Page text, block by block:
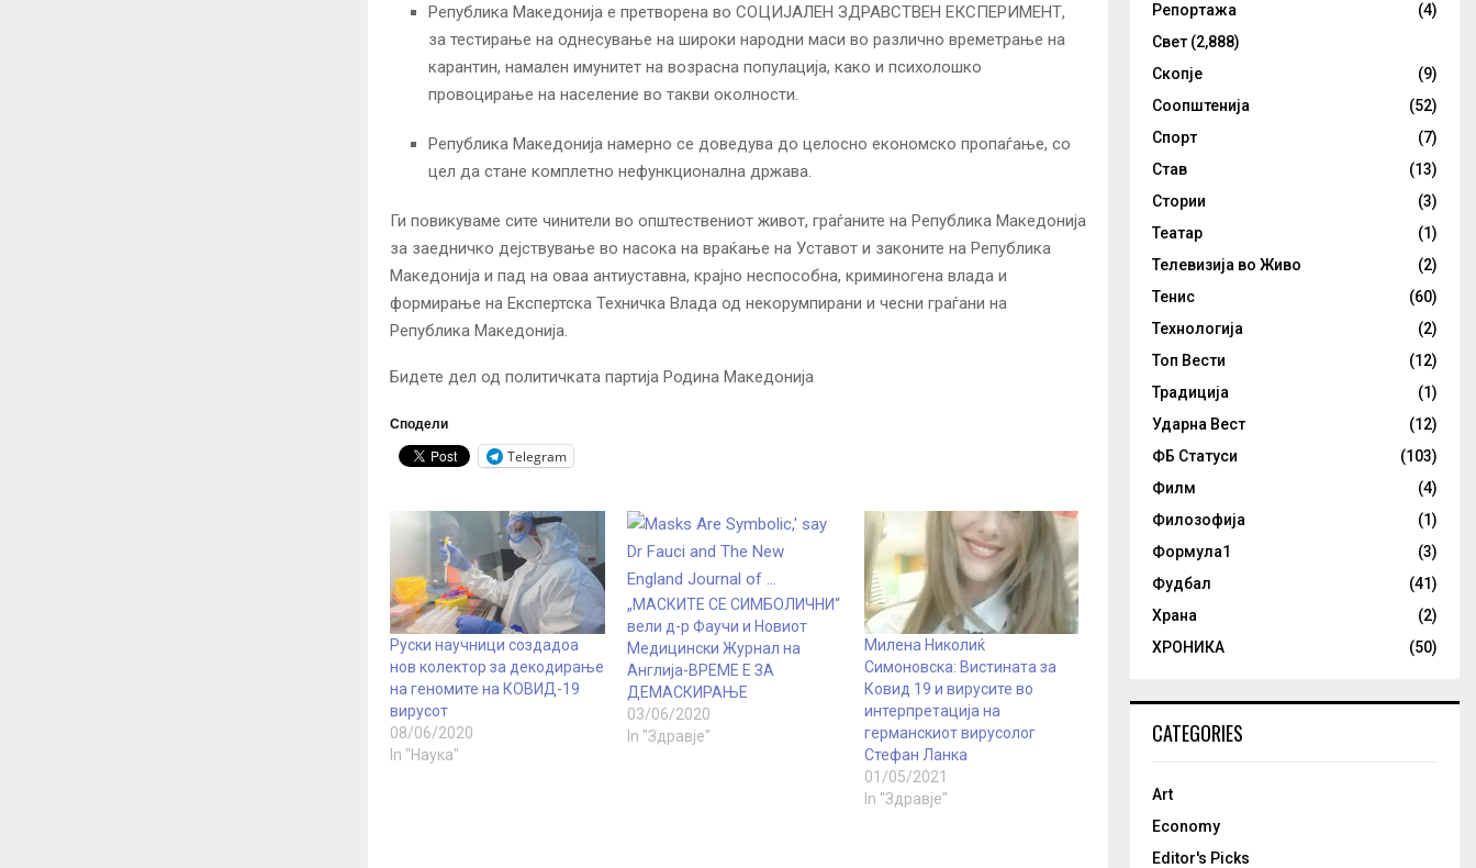
Република Македонија е претворена во СОЦИЈАЛЕН ЗДРАВСТВЕН ЕКСПЕРИМЕНТ,
за тестирање на однесување на широки народни маси во различно времетрање на
карантин, намален имунитет на возрасна популација, како и психолошко
провоцирање на население во такви околности.
Република Македонија намерно се доведува до целосно економско пропаѓање, со
цел да стане комплетно нефункционална држава.
Ги повикуваме сите чинители во општествениот живот, граѓаните на Република Македонија
за заедничко дејствување во насока на враќање на Уставот и законите на Република
Македонија и пад на оваа антиуставна, крајно неспособна, криминогена влада и
формирање на Експертска Техничка Влада од некорумпирани и чесни граѓани на
Република Македонија.
Бидете дел од политичката партија Родина Македонија
Сподели
Telegram
Руски научници создадоа
нов колектор за декодирање
на геномите на КОВИД-19
вирусот
08/06/2020
In "Наука"
„МАСКИТЕ СЕ СИМБОЛИЧНИ“
вели д-р Фаучи и Новиот
Медицински Журнал на
Англија-ВРЕМЕ Е ЗА
ДЕМАСКИРАЊЕ
03/06/2020
In "Здравје"
Милена Николиќ
Симоновска: Вистината за
Ковид 19 и вирусите во
интерпретација на
германскиот вирусолог
Стефан Ланка
01/05/2021
In "Здравје"
Репортажа
(4)
Свет (2,888)
Скопје
(9)
Соопштенија
(52)
Спорт
(7)
Став
(13)
Стории
(3)
Театар
(1)
Телевизија во Живо
(2)
Тенис
(60)
Технологија
(2)
Топ Вести
(12)
Традиција
(1)
Ударна Вест
(12)
ФБ Статуси
(103)
Филм
(4)
Филозофија
(1)
Формула1
(3)
Фудбал
(41)
Храна
(2)
ХРОНИКА
(50)
CATEGORIES
Art
Economy
Editor's Picks